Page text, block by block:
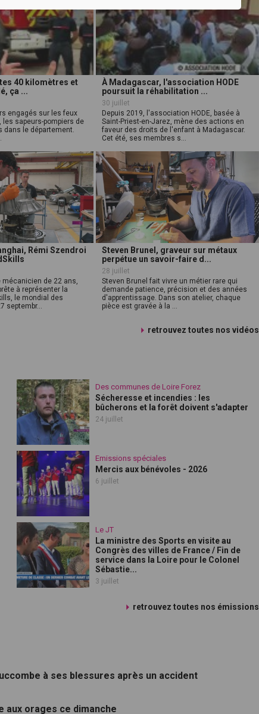
40 kilomètres et
ça ...
engagés sur les feux
les sapeurs-pompiers de
dans le département.
À Madagascar, l'association HODE
poursuit la réhabilitation ...
30 juillet
Depuis 2019, l'association HODE, basée à
Saint-Priest-en-Jarez, mène des actions en
faveur des droits de l'enfant à Madagascar.
Cet été, ses membres s...
Rémi Szendroi
mécanicien de 22 ans,
à représenter la
le mondial des
septembr...
Steven Brunel, graveur sur métaux
perpétue un savoir-faire d...
28 juillet
Steven Brunel fait vivre un métier rare qui
demande patience, précision et des années
d'apprentissage. Dans son atelier, chaque
pièce est gravée à la ...
retrouvez toutes nos vidéos
Des communes de Loire Forez
Sécheresse et incendies : les
bûcherons et la forêt doivent s'adapter
24 juillet
Emissions spéciales
Mercis aux bénévoles - 2026
6 juillet
Le JT
La ministre des Sports en visite au
Congrès des villes de France / Fin de
service dans la Loire pour le Colonel
Sébastie...
3 juillet
retrouvez toutes nos émissions
à ses blessures après un accident
aux orages ce dimanche